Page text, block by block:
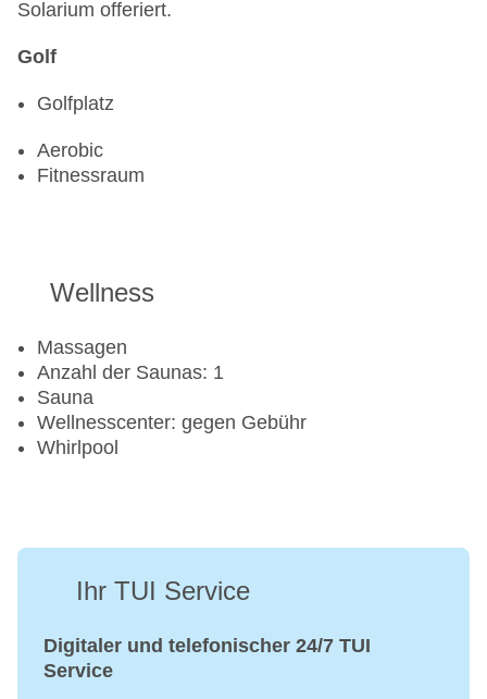
Solarium offeriert.
Golf
Golfplatz
Aerobic
Fitnessraum
Wellness
Massagen
Anzahl der Saunas: 1
Sauna
Wellnesscenter: gegen Gebühr
Whirlpool
Ihr TUI Service
Digitaler und telefonischer 24/7 TUI
Service